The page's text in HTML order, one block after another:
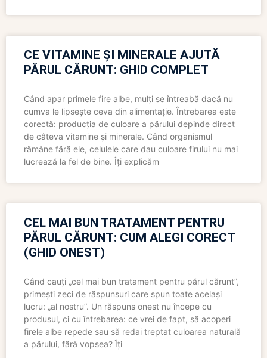
CE VITAMINE ȘI MINERALE AJUTĂ
PĂRUL CĂRUNT: GHID COMPLET
Când apar primele fire albe, mulți se întreabă dacă nu
cumva le lipsește ceva din alimentație. Întrebarea este
corectă: producția de culoare a părului depinde direct
de câteva vitamine și minerale. Când organismul
rămâne fără ele, celulele care dau culoare firului nu mai
lucrează la fel de bine. Îți explicăm
CEL MAI BUN TRATAMENT PENTRU
PĂRUL CĂRUNT: CUM ALEGI CORECT
(GHID ONEST)
Când cauți „cel mai bun tratament pentru părul cărunt”,
primești zeci de răspunsuri care spun toate același
lucru: „al nostru”. Un răspuns onest nu începe cu
produsul, ci cu întrebarea: ce vrei de fapt, să acoperi
firele albe repede sau să redai treptat culoarea naturală
a părului, fără vopsea? Îți